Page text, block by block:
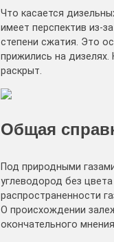
Что касается
имеет перспектив из-
степени сжатия. Это
прижились на
раскрыт.
Общая
Под природными
углеводород без
распространенности
О происхождении
окончательного